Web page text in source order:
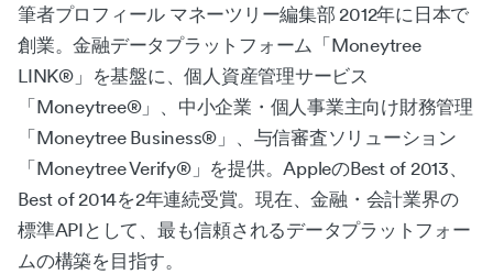
筆者プロフィール マネーツリー編集部 2012年に日本で
創業。金融データプラットフォーム「Moneytree
LINK®︎」を基盤に、個人資産管理サービス
「Moneytree®︎」、中小企業・個人事業主向け財務管理
「Moneytree Business®︎」、与信審査ソリューション
「Moneytree Verify®︎」を提供。AppleのBest of 2013、
Best of 2014を2年連続受賞。現在、金融・会計業界の
標準APIとして、最も信頼されるデータプラットフォー
ムの構築を目指す。